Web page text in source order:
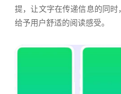
提，让文字在传递信息的同
给予用户舒适的阅读感受。